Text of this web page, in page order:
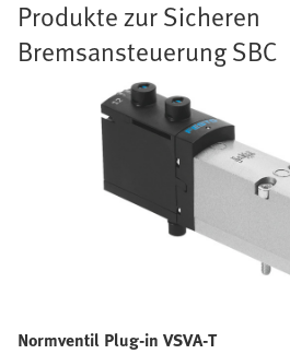
Produkte zur Sicheren
Bremsansteuerung SBC
Normventil Plug-in VSVA-T